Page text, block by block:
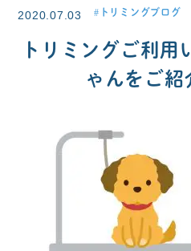
2020.07.03 トリミングブログ
トリミングご利用
ゃんをご